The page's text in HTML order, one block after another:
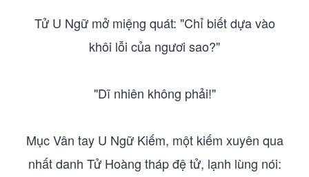
Tử U Ngữ mở miệng quát: "Chỉ biết dựa vào
khôi lỗi của ngươi sao?"
"Dĩ nhiên không phải!"
Mục Vân tay U Ngữ Kiếm, một kiếm xuyên qua
nhất danh Tử Hoàng tháp đệ tử, lạnh lùng nói: